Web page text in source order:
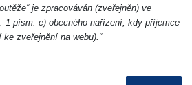
je zpracováván (zveřejněn) ve
1 písm. e) obecného nařízení, kdy příjemce
zveřejnění na webu).“